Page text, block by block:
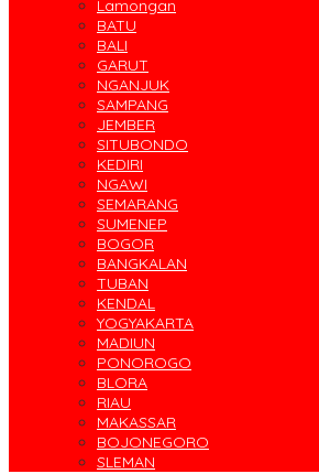
Lamongan
BATU
BALI
GARUT
NGANJUK
SAMPANG
JEMBER
SITUBONDO
KEDIRI
NGAWI
SEMARANG
SUMENEP
BOGOR
BANGKALAN
TUBAN
KENDAL
YOGYAKARTA
MADIUN
PONOROGO
BLORA
RIAU
MAKASSAR
BOJONEGORO
SLEMAN